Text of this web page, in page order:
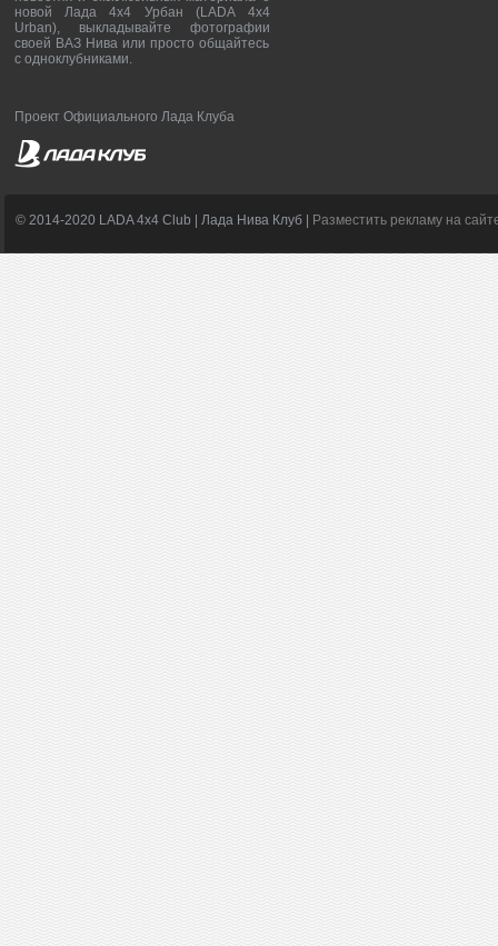
новой Лада 4х4 Урбан (LADA 4x4
Urban), выкладывайте фотографии
своей ВАЗ Нива или просто общайтесь
с одноклубниками.
Проект Официального Лада Клуба
© 2014-2020 LADA 4x4 Club | Лада Нива Клуб | Разместить рекламу на